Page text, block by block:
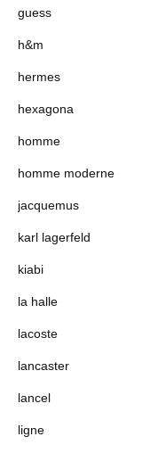
guess
h&m
hermes
hexagona
homme
homme moderne
jacquemus
karl lagerfeld
kiabi
la halle
lacoste
lancaster
lancel
ligne